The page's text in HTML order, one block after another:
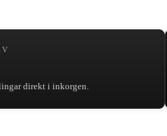
direkt i inkorgen.